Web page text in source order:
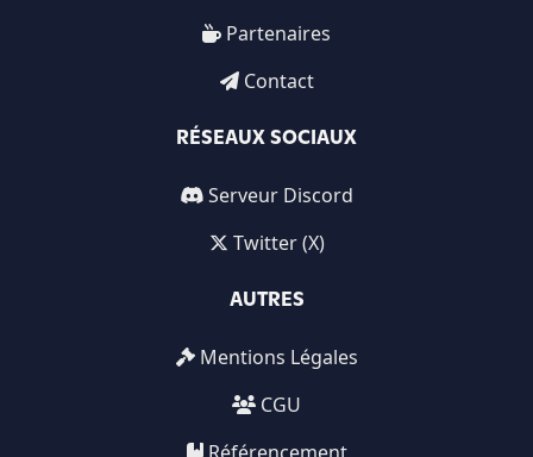
Partenaires
Contact
RÉSEAUX SOCIAUX
Serveur Discord
Twitter (X)
AUTRES
Mentions Légales
CGU